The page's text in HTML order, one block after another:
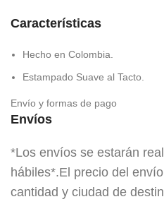
Características
Hecho en Colombia.
Estampado Suave al Tacto.
Envío y formas de pago
Envíos
*Los envíos se estarán
hábiles*.El precio del
cantidad y ciudad de